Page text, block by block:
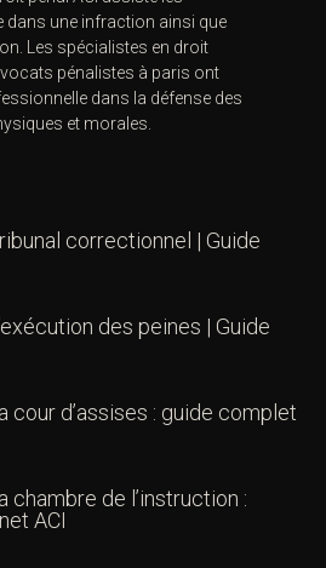
dans une infraction ainsi que
Les spécialistes en droit
pénalistes à paris ont
dans la défense des
et morales.
correctionnel | Guide
des peines | Guide
cour d’assises : guide complet
chambre de l’instruction :
ACI